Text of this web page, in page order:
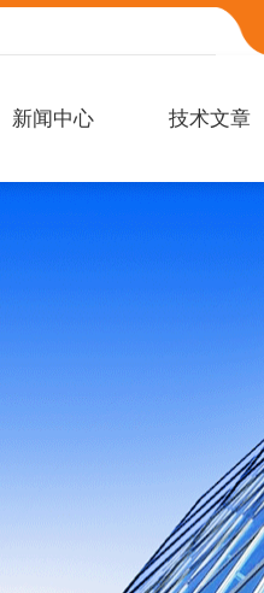
新闻中心 技术文章